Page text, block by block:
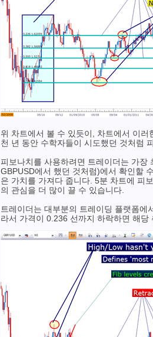
위 차트에서 볼 수 있듯이, 차트에서 이
천 년 동안 수학자들이 시도했던 것처럼
피보나치를 사용하려면 트레이더는 가장
GBPUSD에서 했던 것처럼)에서 확인할
은 가치를 가져다 줍니다. 5분 차트에 피
의 관심을 더 많이 끌 수 있습니다.
트레이더는 대부분의 트레이딩 플랫폼
라서 가격이 0.236 선까지 하락하면 해